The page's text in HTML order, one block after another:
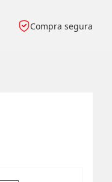
Compra segura